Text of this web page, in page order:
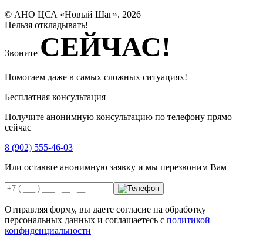
© АНО ЦСА «Новый Шаг». 2026
Нельзя откладывать!
Звоните СЕЙЧАС!
Помогаем даже в самых сложных ситуациях!
Бесплатная консультация
Получите анонимную консультацию по телефону прямо
сейчас
8 (902) 555-46-03
Или оставьте анонимную заявку и мы перезвоним Вам
Отправляя форму, вы даете согласие на обработку
персональных данных и соглашаетесь с политикой
конфиденциальности